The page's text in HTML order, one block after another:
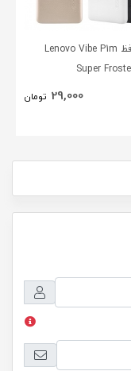
قاب محافظ Lenovo Vibe P1m
Super
29,000 تومان